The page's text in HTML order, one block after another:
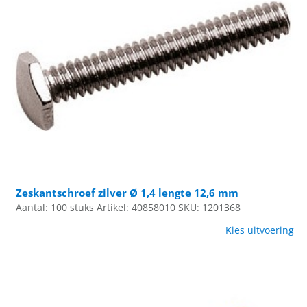
Zeskantschroef zilver Ø 1,4 lengte 12,6 mm
Aantal: 100 stuks Artikel: 40858010 SKU: 1201368
Kies uitvoering